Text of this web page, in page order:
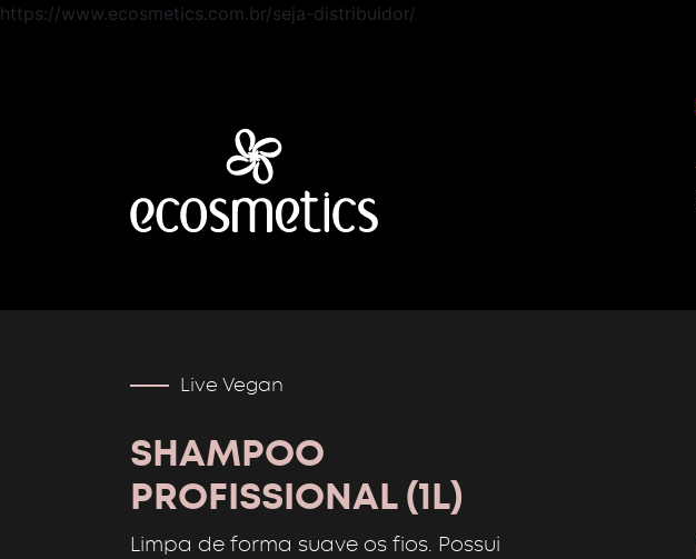
https://www.ecosmetics.com.br/seja-distribuidor/
Live Vegan
SHAMPOO
PROFISSIONAL (1L)
Limpa de forma suave os fios. Possui